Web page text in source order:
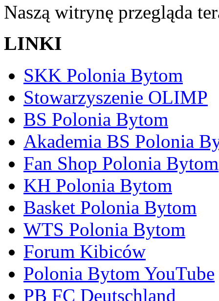
Naszą witrynę przegląda
LINKI
SKK Polonia Bytom
Stowarzyszenie OLIMP
BS Polonia Bytom
Akademia BS Polonia
Fan Shop Polonia Bytom
KH Polonia Bytom
Basket Polonia Bytom
WTS Polonia Bytom
Forum Kibiców
Polonia Bytom YouTube
PB FC Deutschland